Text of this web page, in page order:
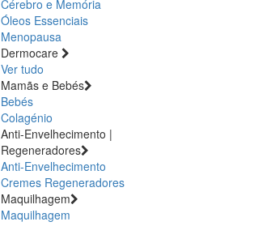
Cérebro e Memória
Óleos Essenciais
Menopausa
Dermocare
Ver tudo
Mamãs e Bebés
Bebés
Colagénio
Anti-Envelhecimento |
Regeneradores
Anti-Envelhecimento
Cremes Regeneradores
Maquilhagem
Maquilhagem